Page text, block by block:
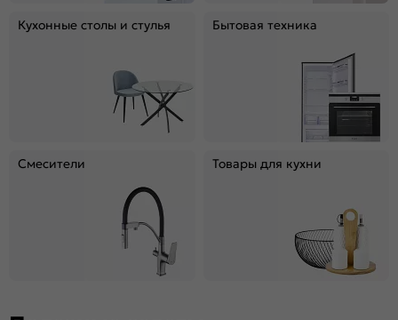
Кухонные столы и стулья Бытовая техника
Смесители Товары для кухни